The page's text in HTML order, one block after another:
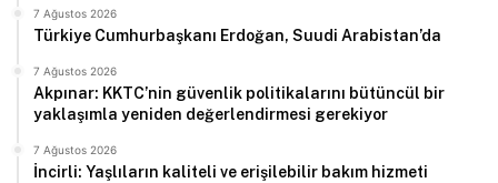
7 Ağustos 2026
Türkiye Cumhurbaşkanı Erdoğan, Suudi Arabistan’da
7 Ağustos 2026
Akpınar: KKTC’nin güvenlik politikalarını bütüncül bir
yaklaşımla yeniden değerlendirmesi gerekiyor
7 Ağustos 2026
İncirli: Yaşlıların kaliteli ve erişilebilir bakım hizmeti